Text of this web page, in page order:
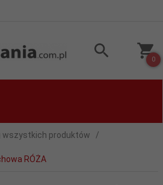
0
wszystkich produktów
RÓŻA